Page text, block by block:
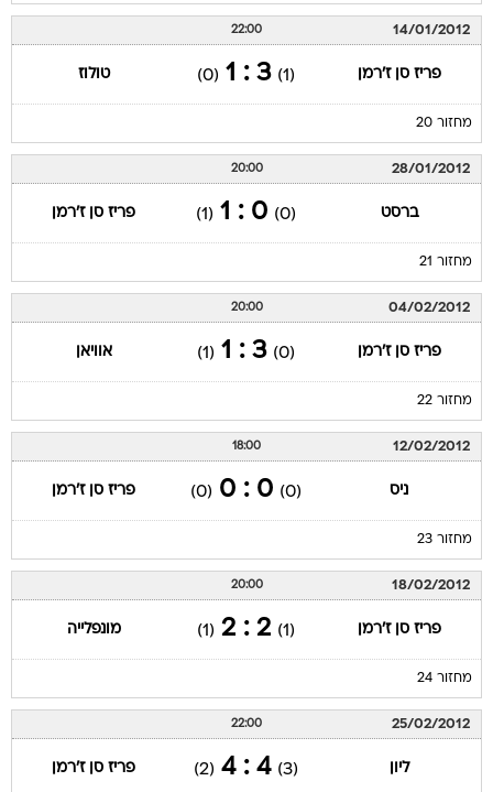
14/01/2012
22:00
פריז סן ז'רמן (1)
3 : 1
(0) טולוז
מחזור 20
28/01/2012
20:00
ברסט (0)
0 : 1
(1) פריז סן ז'רמן
מחזור 21
04/02/2012
20:00
פריז סן ז'רמן (0)
3 : 1
(1) אוויאן
מחזור 22
12/02/2012
18:00
ניס (0)
0 : 0
(0) פריז סן ז'רמן
מחזור 23
18/02/2012
20:00
פריז סן ז'רמן (1)
2 : 2
(1) מונפלייה
מחזור 24
25/02/2012
22:00
ליון (3)
4 : 4
(2) פריז סן ז'רמן